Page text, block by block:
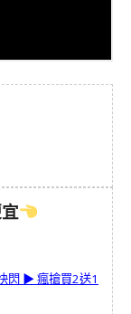
閃 ▶︎ 瘋搶買2送1